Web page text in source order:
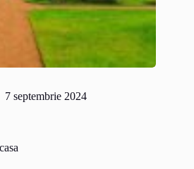
7 septembrie 2024